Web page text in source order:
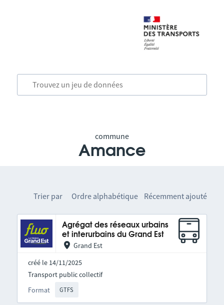
commune
Amance
Trier par Ordre alphabétique Récemment ajouté
Agrégat des réseaux urbains
et interurbains du Grand Est
Grand Est
créé le 14/11/2025
Format GTFS
Transport public collectif